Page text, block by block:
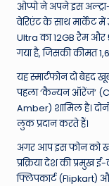
ओप्पो ने अपने इस
वेरिएंट के साथ मार्केट में
Ultra का 12GB रैम और
गया है, जिसकी कीमत
यह स्मार्टफोन दो
पहला ‘कैन्यन ऑरेंज’
Amber) शामिल है।
लुक प्रदान करते हैं।
अगर आप इस फोन को
प्रक्रिया देश की
फ्लिपकार्ट (Flipkart)